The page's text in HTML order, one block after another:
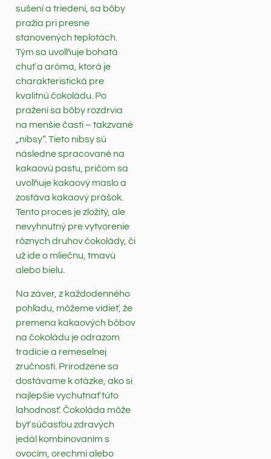
sušení a triedení, sa bôby
pražia pri presne
stanovených teplotách.
Tým sa uvoľňuje bohatá
chuť a aróma, ktorá je
charakteristická pre
kvalitnú čokoládu. Po
pražení sa bôby rozdrvia
na menšie časti – takzvané
„nibsy“. Tieto nibsy sú
následne spracované na
kakaovú pastu, pričom sa
uvoľňuje kakaový maslo a
zostáva kakaový prášok.
Tento proces je zložitý, ale
nevyhnutný pre vytvorenie
rôznych druhov čokolády, či
už ide o mliečnu, tmavú
alebo bielu.
Na záver, z každodenného
pohľadu, môžeme vidieť, že
premena kakaových bôbov
na čokoládu je odrazom
tradície a remeselnej
zručnosti. Prirodzene sa
dostávame k otázke, ako si
najlepšie vychutnať túto
lahodnosť. Čokoláda môže
byť súčasťou zdravých
jedál kombinovaním s
ovocím, orechmi alebo